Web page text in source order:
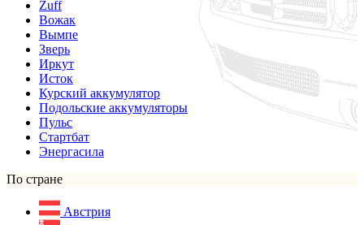
Zuff
Вожак
Вымпе
Зверь
Иркут
Исток
Курский аккумулятор
Подольские аккумуляторы
Пульс
Стартбат
Энергасила
По стране
Австрия